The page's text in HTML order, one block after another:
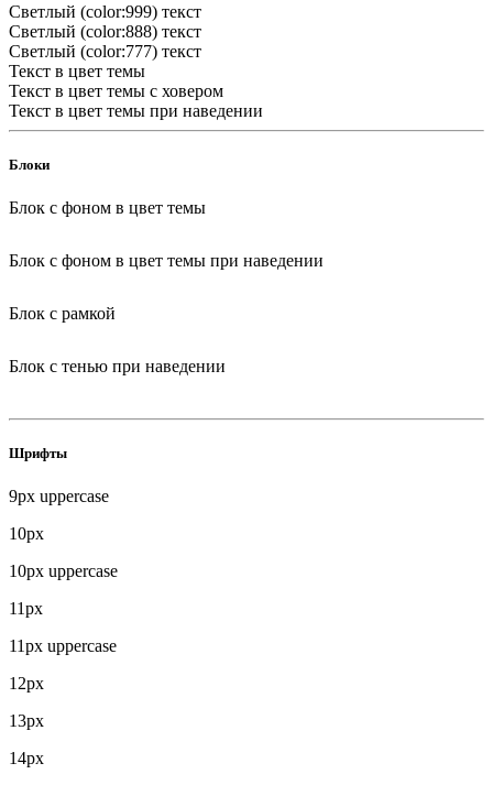
Светлый (color:999) текст
Светлый (color:888) текст
Светлый (color:777) текст
Текст в цвет темы
Текст в цвет темы с ховером
Текст в цвет темы при наведении
Блоки
Блок с фоном в цвет темы
Блок с фоном в цвет темы при наведении
Блок с рамкой
Блок с тенью при наведении
Шрифты
9px uppercase
10px
10px uppercase
11px
11px uppercase
12px
13px
14px